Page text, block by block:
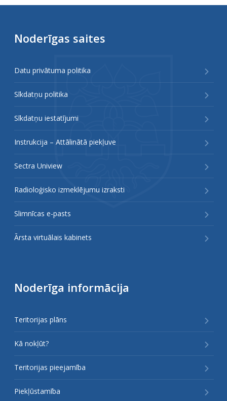
Noderīgas saites
Datu privātuma politika
Sīkdatņu politika
Sīkdatņu iestatījumi
Instrukcija – Attālinātā piekļuve
Sectra Uniview
Radioloģisko izmeklējumu izraksti
Slimnīcas e-pasts
Ārsta virtuālais kabinets
Noderīga informācija
Teritorijas plāns
Kā nokļūt?
Teritorijas pieejamība
Piekļūstamība